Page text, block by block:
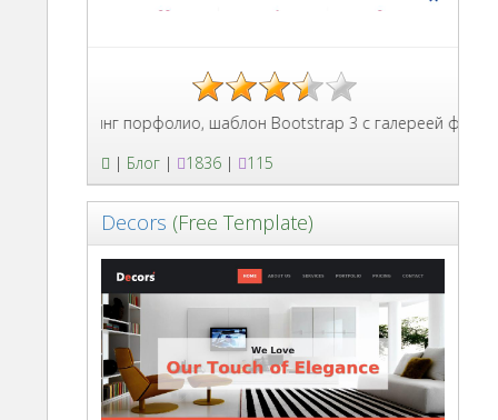
Лендинг порфолио, шаблон Bootstrap 3 с галереей формой
| Блог | 1836 | 115
Decors (Free Template)